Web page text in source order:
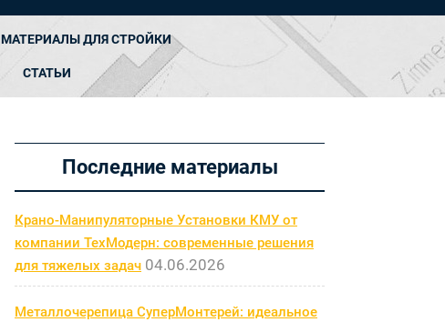
МАТЕРИАЛЫ ДЛЯ СТРОЙКИ
СТАТЬИ
Последние материалы
Крано-Манипуляторные Установки КМУ от
компании ТехМодерн: современные решения
для тяжелых задач 04.06.2026
Металлочерепица СуперМонтерей: идеальное